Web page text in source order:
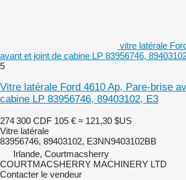
vitre latérale
avant et joint de cabine LP 83956746,
5
Vitre latérale Ford 4610 Ap, Pare-brise
cabine LP 83956746, 89403102, E3
274 300 CDF 105 € ≈ 121,30 $US
Vitre latérale
83956746, 89403102, E3NN9403102BB
Irlande, Courtmacsherry
COURTMACSHERRY MACHINERY LTD
Contacter le vendeur